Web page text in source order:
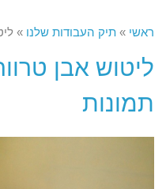
ראשי » תיק העבודות שלנו »
ליטוש אבן
תמונות